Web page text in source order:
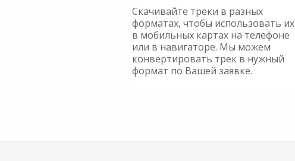
Скачивайте треки в разных
форматах, чтобы использовать их
в мобильных картах на телефоне
или в навигаторе. Мы можем
конвертировать трек в нужный
формат по Вашей заявке.